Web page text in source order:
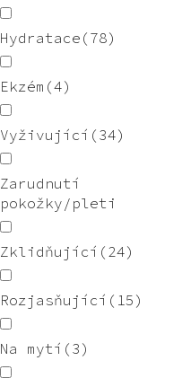
Hydratace 78
Ekzém 4
Vyživující 34
Zarudnutí
pokožky/pleti
Zklidňující 24
Rozjasňující 15
Na mytí 3